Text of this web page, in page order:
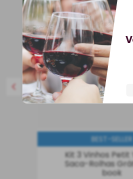
BEST-SELLER
Kit 3 Vinhos Petit
Saca-Rolhas
book